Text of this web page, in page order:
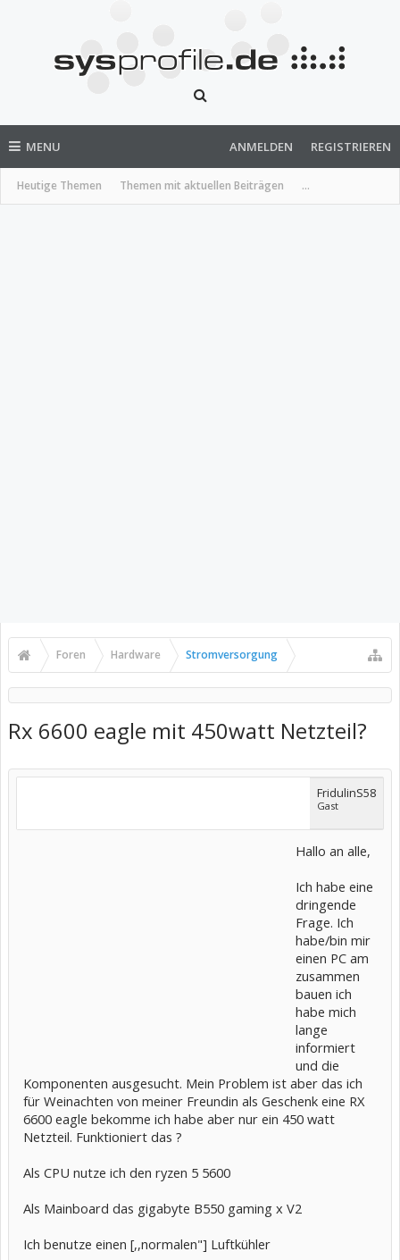
MENU
Heutige Themen Themen mit aktuellen Beiträgen ...
ANMELDEN REGISTRIEREN
Foren Hardware Stromversorgung
Rx 6600 eagle mit 450watt Netzteil?
FridulinS58
Gast
Hallo an alle,
Ich habe eine
dringende
Frage. Ich
habe/bin mir
einen PC am
zusammen
bauen ich
habe mich
lange
informiert
und die
Komponenten ausgesucht. Mein Problem ist aber das ich
für Weinachten von meiner Freundin als Geschenk eine RX
6600 eagle bekomme ich habe aber nur ein 450 watt
Netzteil. Funktioniert das ?
Als CPU nutze ich den ryzen 5 5600
Als Mainboard das gigabyte B550 gaming x V2
Ich benutze einen [,,normalen"] Luftkühler